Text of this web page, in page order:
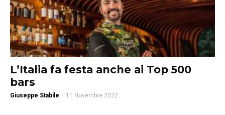
L’Italia fa festa anche ai Top 500
bars
Giuseppe Stabile - 11 Novembre 2022